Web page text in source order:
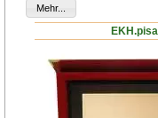
EKH.pisa